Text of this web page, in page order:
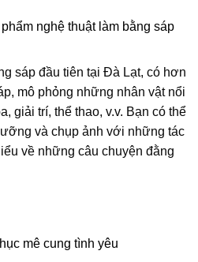
nghệ thuật làm bằng sáp
sáp đầu tiên tại Đà Lạt, có hơn
mô phỏng những nhân vật nổi
giải trí, thể thao, v.v. Bạn có thể
và chụp ảnh với những tác
về những câu chuyện đằng
mê cung tình yêu